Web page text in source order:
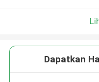
Dapatkan